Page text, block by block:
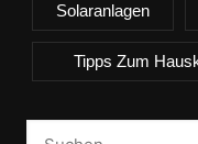
Solaranlagen
Tipps Zum